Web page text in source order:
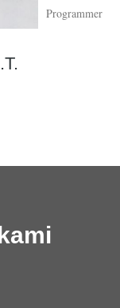
Programmer